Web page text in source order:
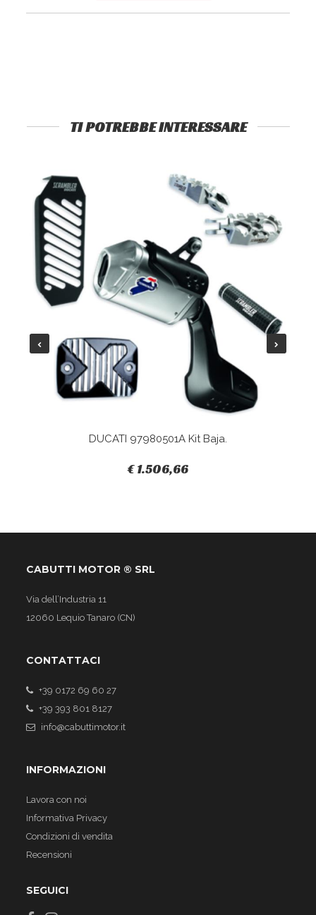
TI POTREBBE INTERESSARE
DUCATI 97980501A Kit Baja.
€ 1.506,66
CABUTTI MOTOR ® SRL
Via dell’Industria 11
12060 Lequio Tanaro (CN)
CONTATTACI
+39 0172 69 60 27
+39 393 801 8127
info@cabuttimotor.it
INFORMAZIONI
Lavora con noi
Informativa Privacy
Condizioni di vendita
Recensioni
SEGUICI